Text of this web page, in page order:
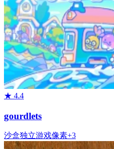
★ 4.4
gourdlets
沙盒独立游戏像素+3